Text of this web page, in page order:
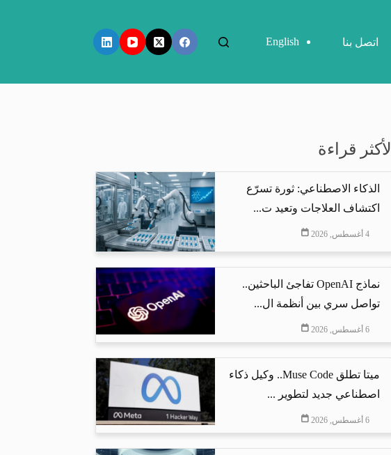
اتصل بنا English
الأكثر قراءة
الذكاء الاصطناعي: ثورة تسرّع
اكتشاف العلاجات وتعيد ت...
4 أغسطس, 2026
نماذج OpenAI تفاجئ الباحثين..
تواصل سري بين أنظمة ال...
6 أغسطس, 2026
ميتا تطلق Muse Code.. وكيل ذكاء
اصطناعي جديد لتطوير ...
6 أغسطس, 2026